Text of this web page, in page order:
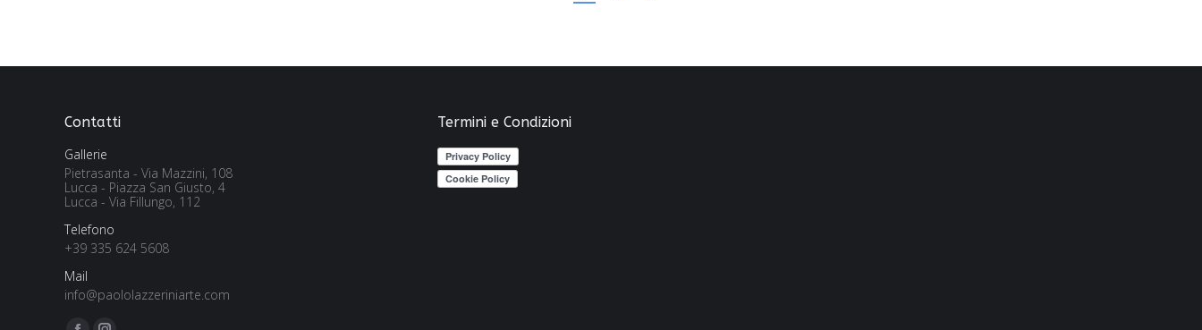
Contatti
Gallerie
Pietrasanta - Via Mazzini, 108
Lucca - Piazza San Giusto, 4
Lucca - Via Fillungo, 112
Telefono
+39 335 624 5608
Mail
info@paololazzeriniarte.com
Find us on:
Termini e Condizioni